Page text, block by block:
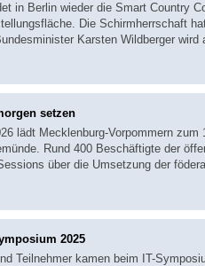
in Berlin wieder die Smart Country
Die Schirmherrschaft
Karsten Wildberger wird
setzen
lädt Mecklenburg-Vorpommern zum
Rund 400 Beschäftigte der
über die Umsetzung der
2025
Teilnehmer kamen beim IT-